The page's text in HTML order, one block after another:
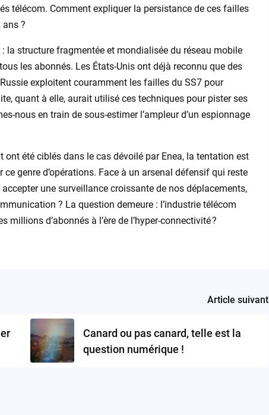
télécom. Comment expliquer la persistance de ces failles
ans ?
la structure fragmentée et mondialisée du réseau mobile
les abonnés. Les États-Unis ont déjà reconnu que des
exploitent couramment les failles du SS7 pour
quant à elle, aurait utilisé ces techniques pour pister ses
nous en train de sous-estimer l’ampleur d’un espionnage
été ciblés dans le cas dévoilé par Enea, la tentation est
genre d’opérations. Face à un arsenal défensif qui reste
une surveillance croissante de nos déplacements,
? La question demeure : l’industrie télécom
d’abonnés à l’ère de l’hyper-connectivité ?
Article suivant
Canard ou pas canard, telle est la
question numérique !